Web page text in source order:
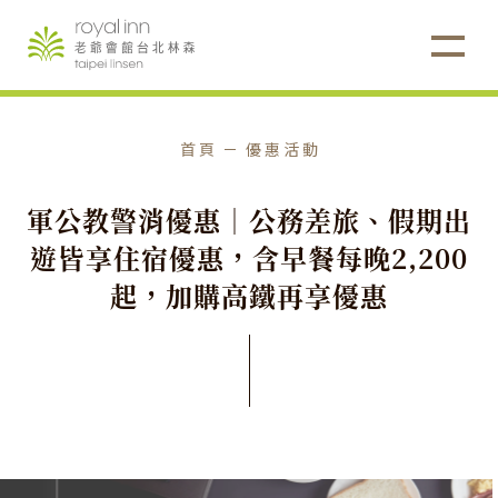
首頁 優惠活動
軍公教警消優惠 ｜ 公務差旅 、 假期出
遊皆享住宿優惠 ， 含早餐每晚2,200
起 ， 加購高鐵再享優惠